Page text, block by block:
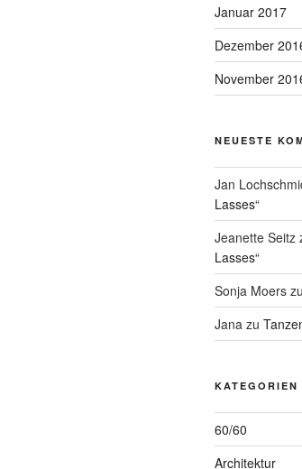
Januar 2017
Dezember
November
NEUESTE
Jan
Lasses“
Jeanette Seitz
Lasses“
Sonja Moers
Jana zu
KATEGORIEN
60/60
Architektur